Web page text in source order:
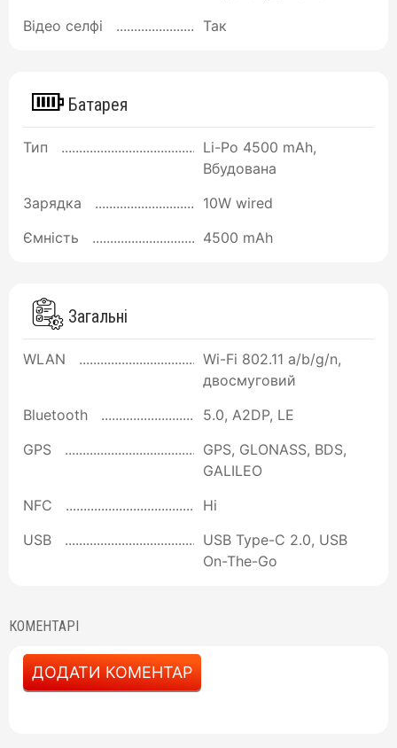
Відео селфі
Так
Батарея
Тип
Li-Po 4500 mAh,
Вбудована
Зарядка
10W wired
Ємність
4500 mAh
Загальні
WLAN
Wi-Fi 802.11 a/b/g/n,
двосмуговий
Bluetooth
5.0, A2DP, LE
GPS
GPS, GLONASS, BDS,
GALILEO
NFC
Ні
USB
USB Type-C 2.0, USB
On-The-Go
КОМЕНТАРІ
ДОДАТИ КОМЕНТАР